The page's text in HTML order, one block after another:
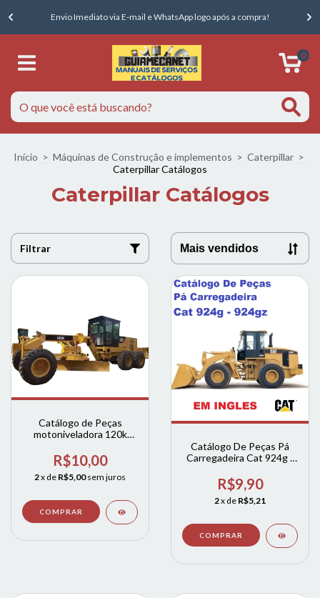
Envio Imediato via E-mail e WhatsApp logo após a compra!
0
Início > Máquinas de Construção e implementos > Caterpillar >
Caterpillar Catálogos
Caterpillar Catálogos
Filtrar
Catálogo de Peças
motoniveladora 120k
R$10,00
2x de R$5,00 sem juros
Catálogo De Peças Pá
Carregadeira Cat 924g -
R$9,90
2x de R$5,21